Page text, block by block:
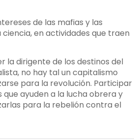
de las mafias y las
en actividades que traen
la dirigente de los destinos del
no hay tal un capitalismo
para la revolución. Participar
ayuden a la lucha obrera y
para la rebelión contra el